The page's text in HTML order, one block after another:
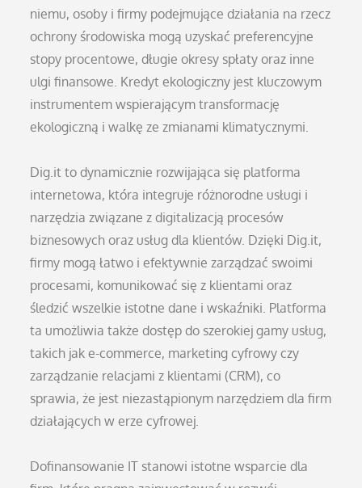
niemu, osoby i firmy podejmujące działania na rzecz
ochrony środowiska mogą uzyskać preferencyjne
stopy procentowe, długie okresy spłaty oraz inne
ulgi finansowe. Kredyt ekologiczny jest kluczowym
instrumentem wspierającym transformację
ekologiczną i walkę ze zmianami klimatycznymi.
Dig.it to dynamicznie rozwijająca się platforma
internetowa, która integruje różnorodne usługi i
narzędzia związane z digitalizacją procesów
biznesowych oraz usług dla klientów. Dzięki Dig.it,
firmy mogą łatwo i efektywnie zarządzać swoimi
procesami, komunikować się z klientami oraz
śledzić wszelkie istotne dane i wskaźniki. Platforma
ta umożliwia także dostęp do szerokiej gamy usług,
takich jak e-commerce, marketing cyfrowy czy
zarządzanie relacjami z klientami (CRM), co
sprawia, że jest niezastąpionym narzędziem dla firm
działających w erze cyfrowej.
Dofinansowanie IT stanowi istotne wsparcie dla